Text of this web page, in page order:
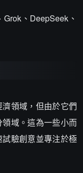
Grok、DeepSeek、
領域，但由於它們
域。這為一些小而
驗創意並專注於極